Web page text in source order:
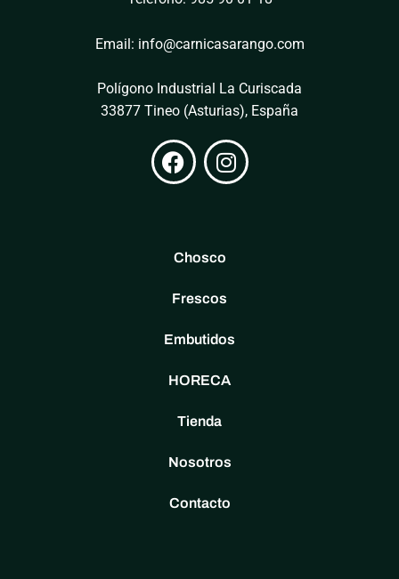
Email: info@carnicasarango.com
Polígono Industrial La Curiscada
33877 Tineo (Asturias), España
Chosco
Frescos
Embutidos
HORECA
Tienda
Nosotros
Contacto